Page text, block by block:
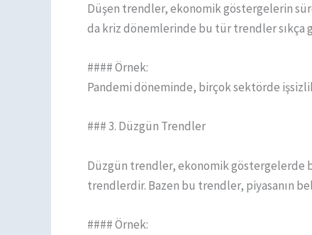
Düşen trendler, ekonomik göstergelerin
da kriz dönemlerinde bu tür trendler sıkça
#### Örnek:
Pandemi döneminde, birçok sektörde
### 3. Düzgün Trendler
Düzgün trendler, ekonomik göstergelerde
trendlerdir. Bazen bu trendler, piyasanın
#### Örnek: